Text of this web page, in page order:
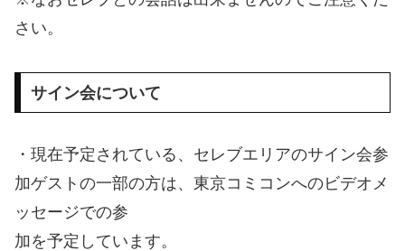
さい。
サイン会について
・現在予定されている、セレブエリアのサイン会参
加ゲストの一部の方は、東京コミコンへのビデオメ
ッセージでの参
加を予定しています。